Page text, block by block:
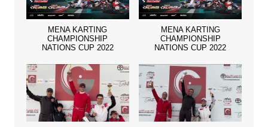
MENA KARTING
CHAMPIONSHIP
NATIONS CUP 2022
MENA KARTING
CHAMPIONSHIP
NATIONS CUP 2022